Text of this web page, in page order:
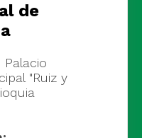
de
"Ruiz y